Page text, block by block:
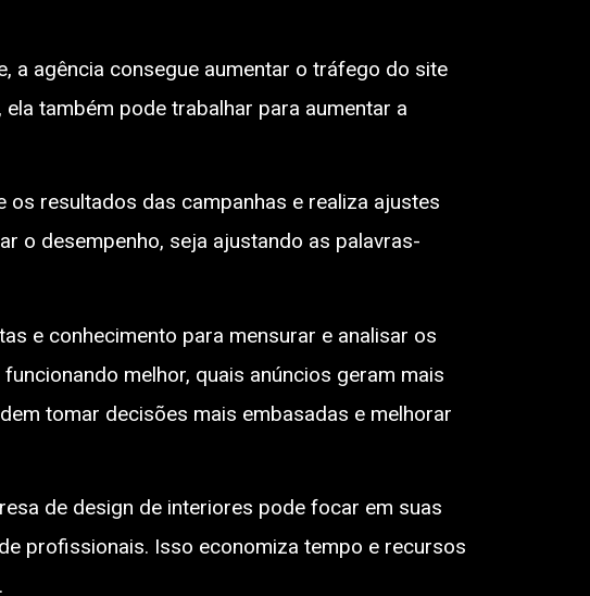
a agência consegue aumentar o tráfego do site
também pode trabalhar para aumentar a
resultados das campanhas e realiza ajustes
o desempenho, seja ajustando as palavras-
e conhecimento para mensurar e analisar os
melhor, quais anúncios geram mais
tomar decisões mais embasadas e melhorar
de design de interiores pode focar em suas
profissionais. Isso economiza tempo e recursos